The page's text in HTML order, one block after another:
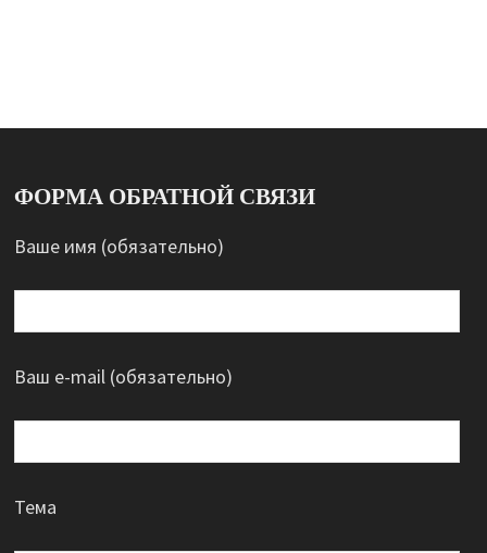
ФОРМА ОБРАТНОЙ СВЯЗИ
Ваше имя (обязательно)
Ваш e-mail (обязательно)
Тема